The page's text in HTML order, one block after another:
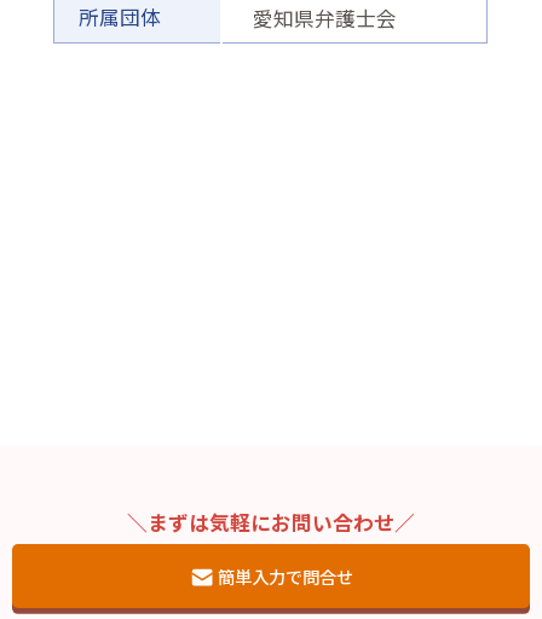
所属団体
愛知県弁護士会
＼まずは気軽にお問い合わせ／
簡単入力で問合せ